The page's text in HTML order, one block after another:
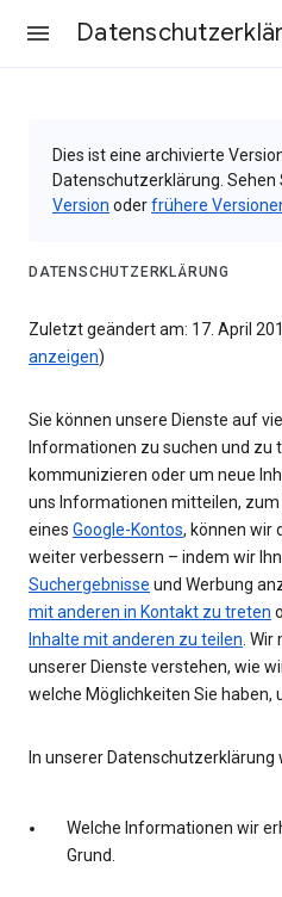
Dies ist eine archivierte
Datenschutzerklärung. Sehen
Version oderfrühere
DATENSCHUTZERKLÄRUNG
Zuletzt geändert am: 17. April
anzeigen)
Sie können unsere Dienste auf
Informationen zu suchen und zu
kommunizieren oder um neue
uns Informationen mitteilen, zum
eines Google-Kontos, können wir
weiter verbessern – indem wir
Suchergebnisse und Werbung
mit anderen in Kontakt zu treten
Inhalte mit anderen zu teilen. Wir
unserer Dienste verstehen, wie
welche Möglichkeiten Sie haben,
In unserer Datenschutzerklärung
Welche Informationen wir
Grund.